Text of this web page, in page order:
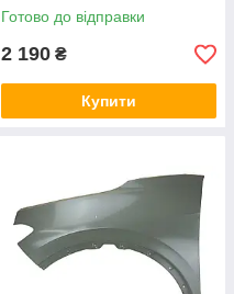
Готово до відправки
2 190 ₴
Купити